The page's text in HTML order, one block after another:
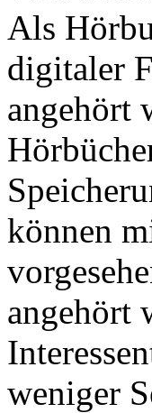
Als
digitaler
angehört
können
angehört
weniger